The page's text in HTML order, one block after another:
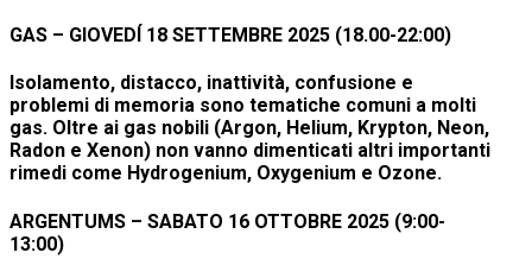
GAS – GIOVEDÍ 18 SETTEMBRE 2025 (18.00-22:00)
Isolamento, distacco, inattività, confusione e
problemi di memoria sono tematiche comuni a molti
gas. Oltre ai gas nobili (Argon, Helium, Krypton, Neon,
Radon e Xenon) non vanno dimenticati altri importanti
rimedi come Hydrogenium, Oxygenium e Ozone.
ARGENTUMS – SABATO 16 OTTOBRE 2025 (9:00-
13:00)